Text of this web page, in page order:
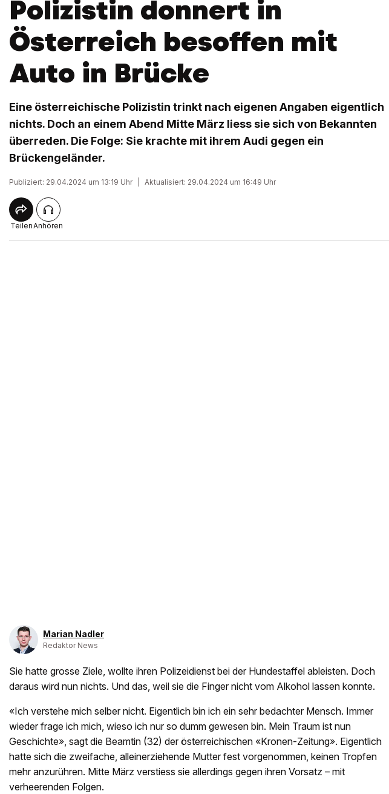
Polizistin donnert in
Österreich besoffen mit
Auto in Brücke
Eine österreichische Polizistin trinkt nach eigenen Angaben eigentlich
nichts. Doch an einem Abend Mitte März liess sie sich von Bekannten
überreden. Die Folge: Sie krachte mit ihrem Audi gegen ein
Brückengeländer.
Publiziert: 29.04.2024 um 13:19 Uhr Aktualisiert: 29.04.2024 um 16:49 Uhr
TeilenAnhören
Marian Nadler
Redaktor News
Sie hatte grosse Ziele, wollte ihren Polizeidienst bei der Hundestaffel ableisten. Doch
daraus wird nun nichts. Und das, weil sie die Finger nicht vom Alkohol lassen konnte.
«Ich verstehe mich selber nicht. Eigentlich bin ich ein sehr bedachter Mensch. Immer
wieder frage ich mich, wieso ich nur so dumm gewesen bin. Mein Traum ist nun
Geschichte», sagt die Beamtin (32) der österreichischen «Kronen-Zeitung». Eigentlich
hatte sich die zweifache, alleinerziehende Mutter fest vorgenommen, keinen Tropfen
mehr anzurühren. Mitte März verstiess sie allerdings gegen ihren Vorsatz – mit
verheerenden Folgen.